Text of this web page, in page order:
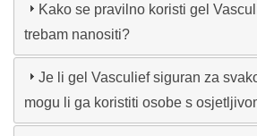
Kako se pravilno koristi gel
trebam nanositi?
Je li gel Vasculief siguran za
mogu li ga koristiti osobe s